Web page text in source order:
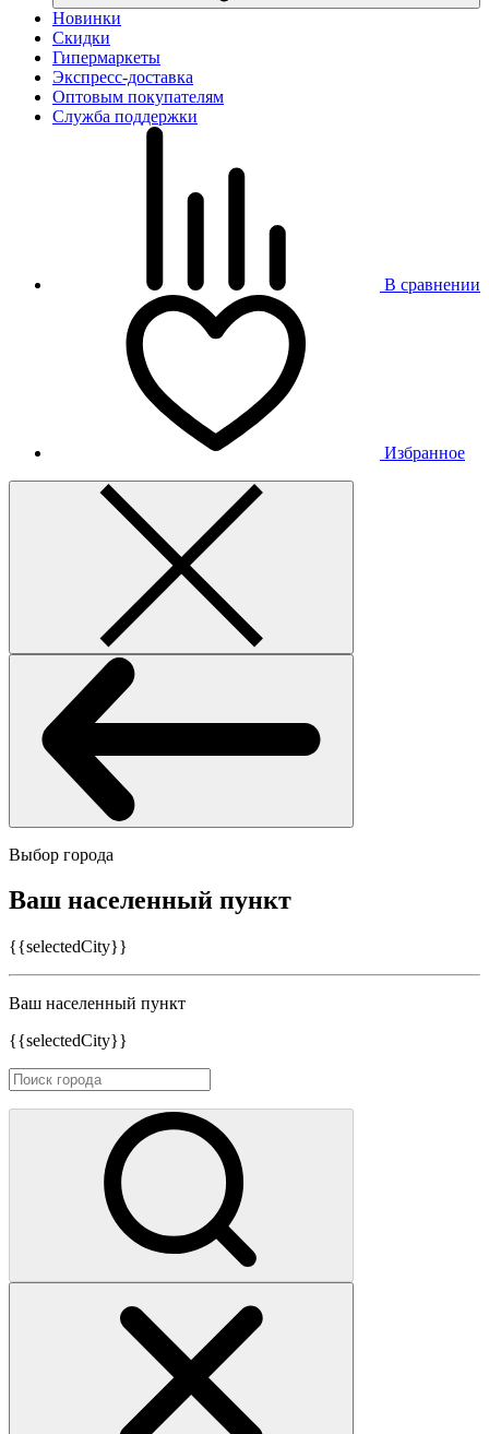
Новинки
Скидки
Гипермаркеты
Экспресс-доставка
Оптовым покупателям
Служба поддержки
В сравнении
Избранное
Выбор города
Ваш населенный пункт
{{selectedCity}}
Ваш населенный пункт
{{selectedCity}}